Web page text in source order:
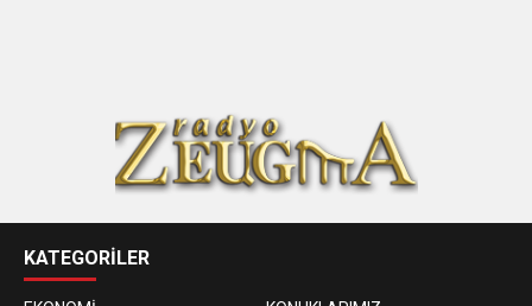
KATEGORİLER